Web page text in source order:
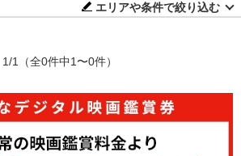
エリアや条件で絞り込む
1/1 （全0件中1〜0件）